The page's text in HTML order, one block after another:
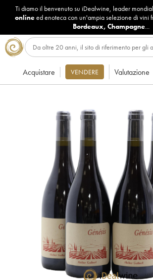
Ti diamo il benvenuto su iDealwine, leader
onlineed enoteca con un'ampia selezione di vini
Bordeaux, Champagne...
Acquistare VENDERE Valutazione